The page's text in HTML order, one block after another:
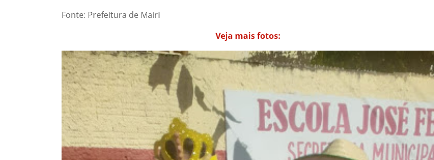
Fonte: Prefeitura de Mairi
Veja mais fotos: